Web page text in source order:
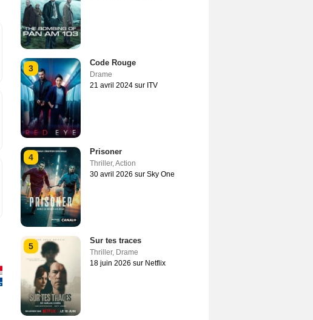
3
Code Rouge
Drame
21 avril 2024 sur ITV
4
Prisoner
Thriller,Action
30 avril 2026 sur Sky One
5
Sur tes traces
Thriller, Drame
18 juin 2026 sur Netflix